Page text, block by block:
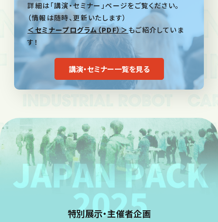
詳細は「講演・セミナー」ページをご覧ください。
（情報は随時、更新いたします）
＜セミナープログラム（PDF）＞ もご紹介していま
す！
講演・セミナー一覧を見る
特別展示・主催者企画